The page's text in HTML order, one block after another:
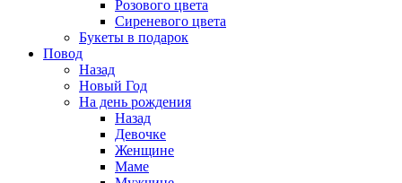
Розового цвета
Сиреневого цвета
Букеты в подарок
Повод
Назад
Новый Год
На день рождения
Назад
Девочке
Женщине
Маме